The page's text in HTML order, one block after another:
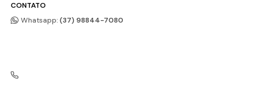
CONTATO
Whatsapp:(37) 98844-7080